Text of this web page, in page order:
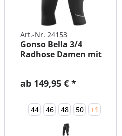
Art.-Nr. 24153
Gonso Bella 3/4
Radhose Damen mit
ab 149,95 € *
44 46 48 50 +1